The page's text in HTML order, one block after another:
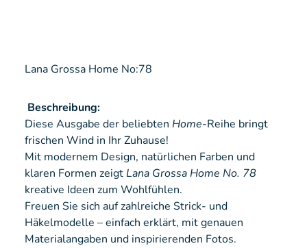
Lana Grossa Home No:78
Beschreibung:
Diese Ausgabe der beliebten Home-Reihe bringt
frischen Wind in Ihr Zuhause!
Mit modernem Design, natürlichen Farben und
klaren Formen zeigt Lana Grossa Home No. 78
kreative Ideen zum Wohlfühlen.
Freuen Sie sich auf zahlreiche Strick- und
Häkelmodelle – einfach erklärt, mit genauen
Materialangaben und inspirierenden Fotos.